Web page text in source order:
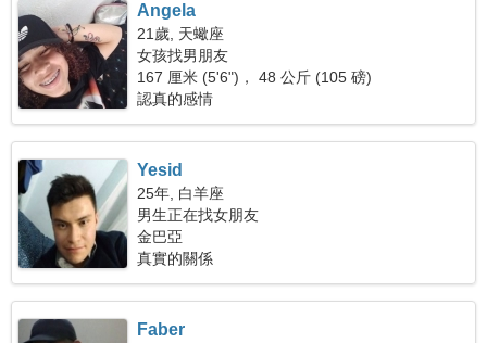
Angela
21歲, 天蠍座
女孩找男朋友
167 厘米 (5'6")， 48 公斤 (105 磅)
認真的感情
Yesid
25年, 白羊座
男生正在找女朋友
金巴亞
真實的關係
Faber